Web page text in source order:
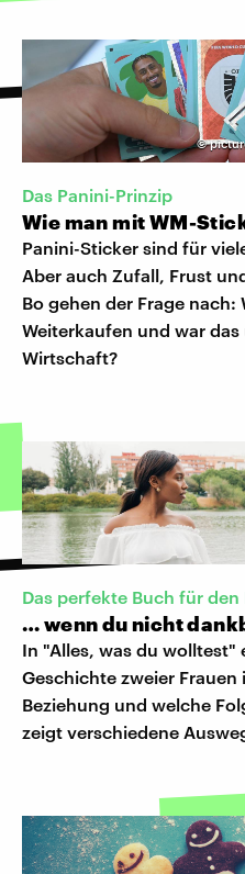
©
Das Panini-Prinzip
Wie man mit WM-
Panini-Sticker sind für
Aber auch Zufall, Frust
Bo gehen der Frage
Weiterkaufen und war
Wirtschaft?
Das perfekte Buch für
… wenn du nicht
In "Alles, was du wolltest"
Geschichte zweier Frauen
Beziehung und welche
zeigt verschiedene